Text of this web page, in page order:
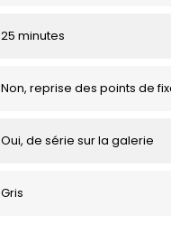
25 minutes
Non, reprise des points de
Oui, de série sur la galerie
Gris